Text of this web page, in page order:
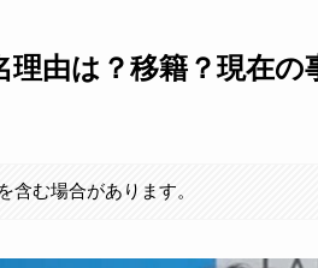
理由は？移籍？現在の
含む場合があります。